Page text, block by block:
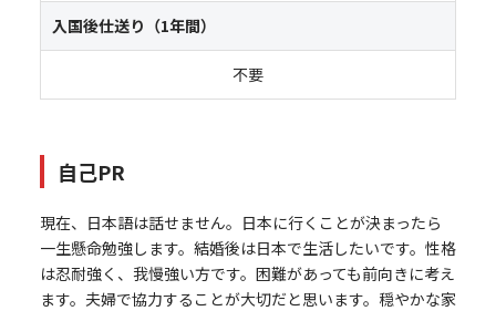
入国後仕送り（1年間）
不要
自己PR
現在、日本語は話せません。日本に行くことが決まったら
一生懸命勉強します。結婚後は日本で生活したいです。性格
は忍耐強く、我慢強い方です。困難があっても前向きに考え
ます。夫婦で協力することが大切だと思います。穏やかな家